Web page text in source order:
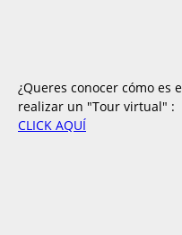
¿Queres conocer cómo es
realizar un "Tour virtual" :
CLICK AQUÍ